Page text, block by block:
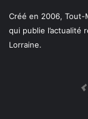
Créé en 2006,
qui publie l’actualité
Lorraine.